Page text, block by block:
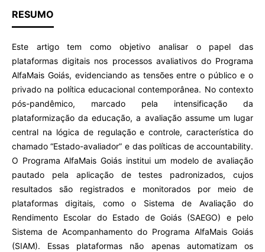
RESUMO
Este artigo tem como objetivo analisar o papel das
plataformas digitais nos processos avaliativos do Programa
AlfaMais Goiás, evidenciando as tensões entre o público e o
privado na política educacional contemporânea. No contexto
pós-pandêmico, marcado pela intensificação da
plataformização da educação, a avaliação assume um lugar
central na lógica de regulação e controle, característica do
chamado “Estado-avaliador” e das políticas de accountability.
O Programa AlfaMais Goiás institui um modelo de avaliação
pautado pela aplicação de testes padronizados, cujos
resultados são registrados e monitorados por meio de
plataformas digitais, como o Sistema de Avaliação do
Rendimento Escolar do Estado de Goiás (SAEGO) e pelo
Sistema de Acompanhamento do Programa AlfaMais Goiás
(SIAM). Essas plataformas não apenas automatizam os